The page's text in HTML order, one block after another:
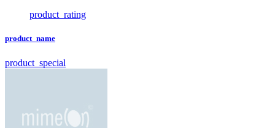
product_rating
product_name
product_special